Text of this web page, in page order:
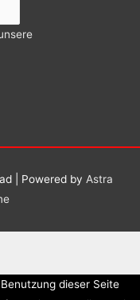
| Powered by Astra
dieser Seite